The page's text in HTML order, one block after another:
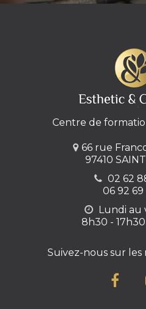
Centre de
66 rue
97410
02 62
06 92 69
Lundi au
8h30 -
Suivez-nous sur les